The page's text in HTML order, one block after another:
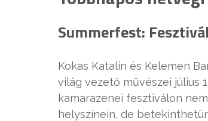
Summerfest:
Kokas Katalin és Kelemen
világ vezető művészei július
kamarazenei fesztiválon
helyszínein, de